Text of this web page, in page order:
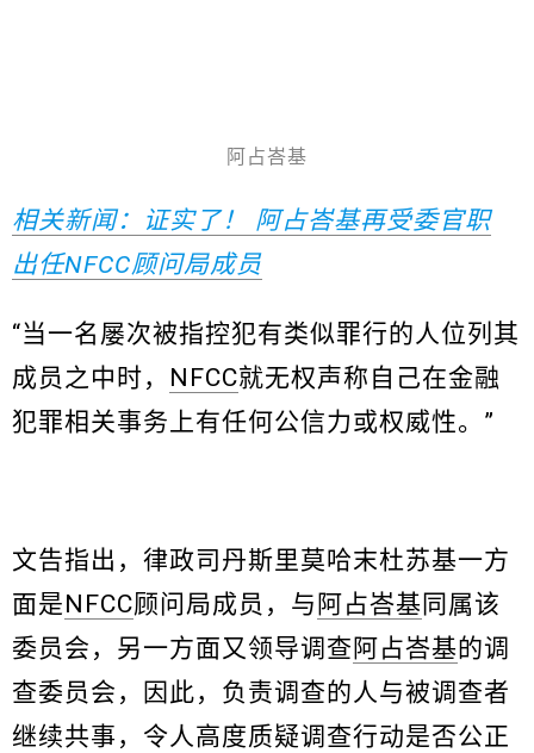
阿占峇基
相关新闻：证实了！ 阿占峇基再受委官职
出任NFCC顾问局成员
“当一名屡次被指控犯有类似罪行的人位列其
成员之中时， NFCC就无权声称自己在金融
犯罪相关事务上有任何公信力或权威性。”
文告指出，律政司丹斯里莫哈末杜苏基一方
面是NFCC顾问局成员，与 阿占峇基 同属该
委员会，另一方面又领导调查 阿占峇基的调
查委员会，因此，负责调查的人与被调查者
继续共事，令人高度质疑调查行动是否公正